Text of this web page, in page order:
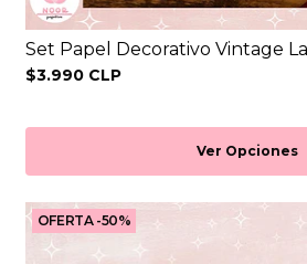
Set Papel Decorativo Vintage
$3.990 CLP
Ver Opciones
OFERTA -50%